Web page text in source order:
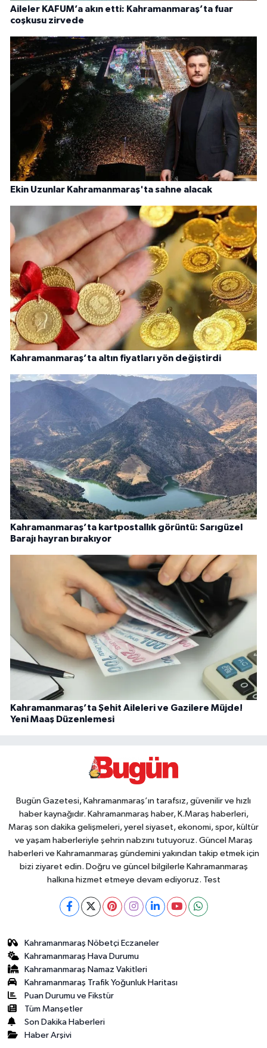
Aileler KAFUM’a akın etti: Kahramanmaraş’ta fuar
coşkusu zirvede
Ekin Uzunlar Kahramanmaraş'ta sahne alacak
Kahramanmaraş’ta altın fiyatları yön değiştirdi
Kahramanmaraş’ta kartpostallık görüntü: Sarıgüzel
Barajı hayran bırakıyor
Kahramanmaraş’ta Şehit Aileleri ve Gazilere Müjde!
Yeni Maaş Düzenlemesi
Bugün Gazetesi, Kahramanmaraş’ın tarafsız, güvenilir ve hızlı
haber kaynağıdır. Kahramanmaraş haber, K.Maraş haberleri,
Maraş son dakika gelişmeleri, yerel siyaset, ekonomi, spor, kültür
ve yaşam haberleriyle şehrin nabzını tutuyoruz. Güncel Maraş
haberleri ve Kahramanmaraş gündemini yakından takip etmek için
bizi ziyaret edin. Doğru ve güncel bilgilerle Kahramanmaraş
halkına hizmet etmeye devam ediyoruz. Test
Kahramanmaraş Nöbetçi Eczaneler
Kahramanmaraş Hava Durumu
Kahramanmaraş Namaz Vakitleri
Kahramanmaraş Trafik Yoğunluk Haritası
Puan Durumu ve Fikstür
Tüm Manşetler
Son Dakika Haberleri
Haber Arşivi